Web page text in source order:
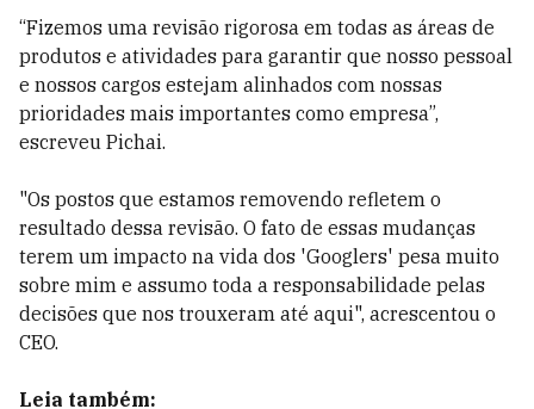
“Fizemos uma revisão rigorosa em todas as áreas de
produtos e atividades para garantir que nosso pessoal
e nossos cargos estejam alinhados com nossas
prioridades mais importantes como empresa”,
escreveu Pichai.
"Os postos que estamos removendo refletem o
resultado dessa revisão. O fato de essas mudanças
terem um impacto na vida dos 'Googlers' pesa muito
sobre mim e assumo toda a responsabilidade pelas
decisões que nos trouxeram até aqui", acrescentou o
CEO.
Leia também: